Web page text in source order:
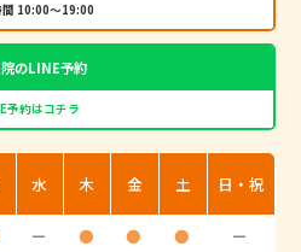
間 10:00～19:00
のLINE予約
予約はコチラ
水 木 金 土 日・祝
ー ● ● ● ー